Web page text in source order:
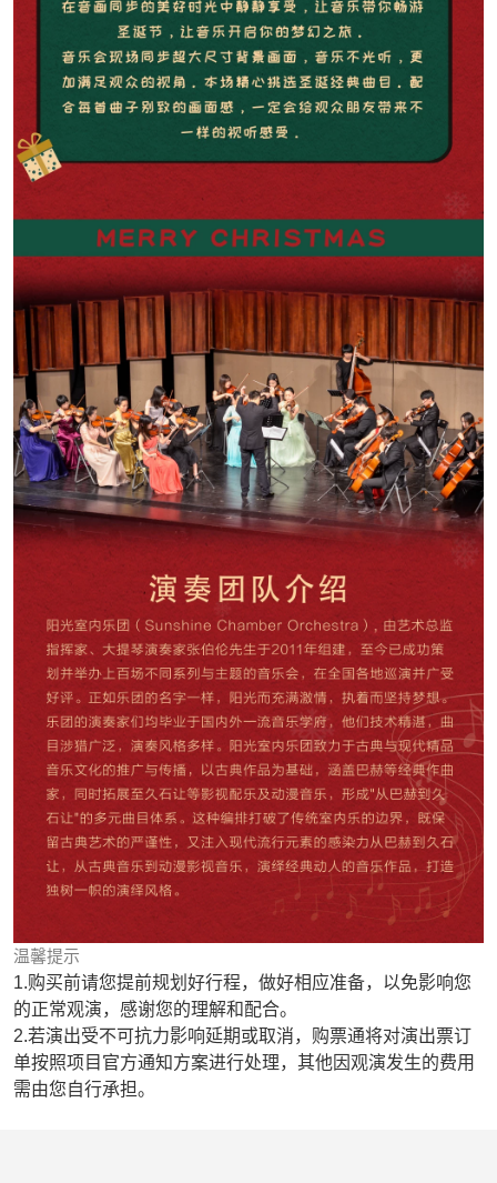
温馨提示
1.购买前请您提前规划好行程，做好相应准备，以免影响您
的正常观演，感谢您的理解和配合。
2.若演出受不可抗力影响延期或取消，购票通将对演出票订
单按照项目官方通知方案进行处理，其他因观演发生的费用
需由您自行承担。